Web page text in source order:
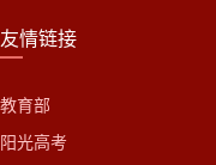
友情链接
教育部
阳光高考